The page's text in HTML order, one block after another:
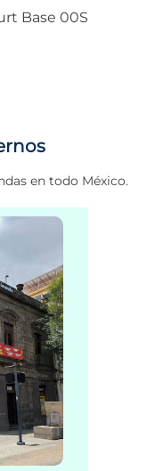
Base 00S
en todo México.